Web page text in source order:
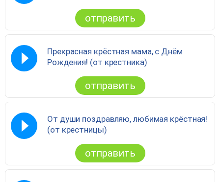
отправить
Прекрасная крёстная мама, с Днём
Рождения! (от крестника)
отправить
От души поздравляю, любимая крёстная!
(от крестницы)
отправить